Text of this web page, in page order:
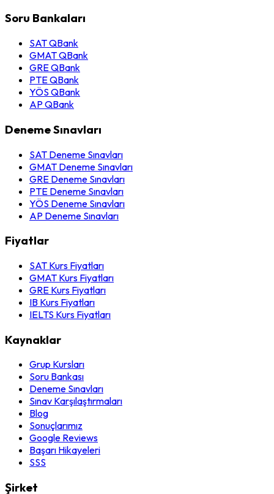
Soru Bankaları
SAT QBank
GMAT QBank
GRE QBank
PTE QBank
YÖS QBank
AP QBank
Deneme Sınavları
SAT Deneme Sınavları
GMAT Deneme Sınavları
GRE Deneme Sınavları
PTE Deneme Sınavları
YÖS Deneme Sınavları
AP Deneme Sınavları
Fiyatlar
SAT Kurs Fiyatları
GMAT Kurs Fiyatları
GRE Kurs Fiyatları
IB Kurs Fiyatları
IELTS Kurs Fiyatları
Kaynaklar
Grup Kursları
Soru Bankası
Deneme Sınavları
Sınav Karşılaştırmaları
Blog
Sonuçlarımız
Google Reviews
Başarı Hikayeleri
SSS
Şirket